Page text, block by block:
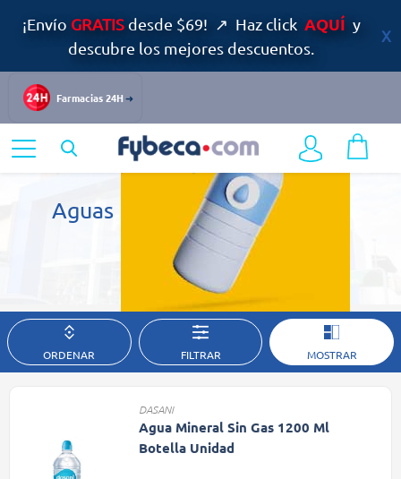
¡Envío GRATISdesde $69! ↗ Haz click AQUÍ y
descubre los mejores descuentos.
Farmacias 24H
Alimentos y Bebidas
Aguas
Refréscate con los productos que Fybeca tiene para ti
ORDENAR FILTRAR MOSTRAR
DASANI
Agua Mineral Sin Gas 1200 Ml
Botella Unidad